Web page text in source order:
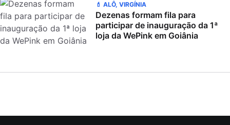
💄 ALÔ, VIRGÍNIA
Dezenas formam fila para
participar de inauguração da 1ª
loja da WePink em Goiânia